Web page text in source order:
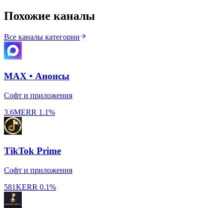
Похожие каналы
Все каналы категории
MAX • Анонсы
Софт и приложения
3.6MERR 1.1%
TikTok Prime
Софт и приложения
581KERR 0.1%